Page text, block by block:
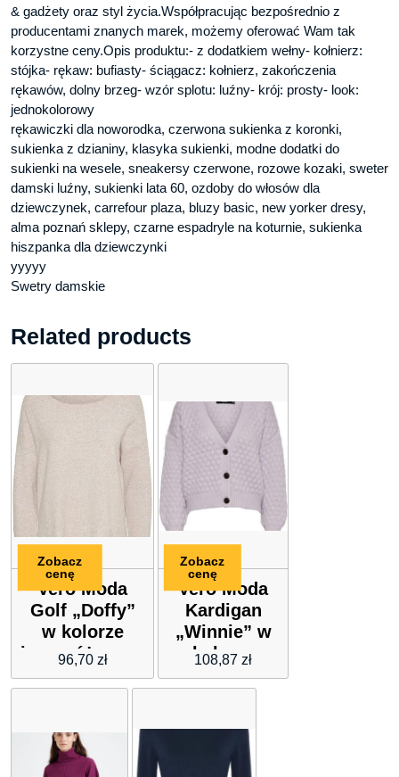
& gadżety oraz styl życia.Współpracując bezpośrednio z
producentami znanych marek, możemy oferować Wam tak
korzystne ceny.Opis produktu:- z dodatkiem wełny- kołnierz:
stójka- rękaw: bufiasty- ściągacz: kołnierz, zakończenia
rękawów, dolny brzeg- wzór splotu: luźny- krój: prosty- look:
jednokolorowy
rękawiczki dla noworodka, czerwona sukienka z koronki,
sukienka z dzianiny, klasyka sukienki, modne dodatki do
sukienki na wesele, sneakersy czerwone, rozowe kozaki, sweter
damski luźny, sukienki lata 60, ozdoby do włosów dla
dziewczynek, carrefour plaza, bluzy basic, new yorker dresy,
alma poznań sklepy, czarne espadryle na koturnie, sukienka
hiszpanka dla dziewczynki
yyyyy
Swetry damskie
Related products
Vero Moda
Golf „Doffy”
w kolorze
jasnoróżowym
96,70 zł
Zobacz
cenę
Vero Moda
Kardigan
„Winnie” w
kolorze
lawendowym
108,87 zł
Zobacz
cenę